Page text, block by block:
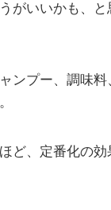
がいいかも、
ンプー、調味料
ど、定番化の